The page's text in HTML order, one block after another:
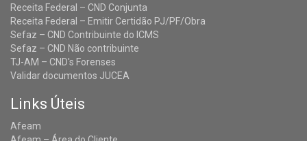
Receita Federal – CND Conjunta
Receita Federal – Emitir Certidão PJ/PF/Obra
Sefaz – CND Contribuinte do ICMS
Sefaz – CND Não contribuinte
TJ-AM – CND's Forenses
Validar documentos JUCEA
Links Úteis
Afeam